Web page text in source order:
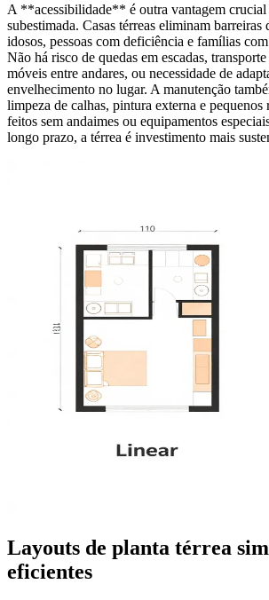
A **acessibilidade** é outra vantagem crucial
subestimada. Casas térreas eliminam barreiras
idosos, pessoas com deficiência e famílias
Não há risco de quedas em escadas,
móveis entre andares, ou necessidade de
envelhecimento no lugar. A manutenção
limpeza de calhas, pintura externa e pequenos
feitos sem andaimes ou equipamentos
longo prazo, a térrea é investimento mais
Layouts de planta térrea
eficientes